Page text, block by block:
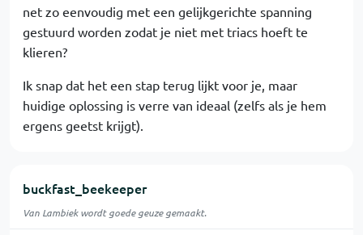
net zo eenvoudig met een gelijkgerichte spanning
gestuurd worden zodat je niet met triacs hoeft te
klieren?
Ik snap dat het een stap terug lijkt voor je, maar
huidige oplossing is verre van ideaal (zelfs als je hem
ergens geetst krijgt).
buckfast_beekeeper
Van Lambiek wordt goede geuze gemaakt.